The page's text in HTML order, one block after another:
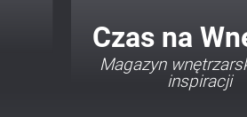
Twój Dom
Porady i
najmodniejszych